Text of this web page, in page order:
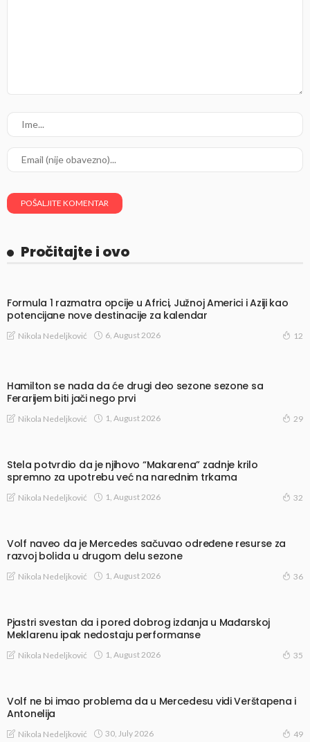
Pročitajte i ovo
Formula 1 razmatra opcije u Africi, Južnoj Americi i Aziji kao
potencijane nove destinacije za kalendar
Nikola Nedeljković 6, August 2026 12
Hamilton se nada da će drugi deo sezone sezone sa
Ferarijem biti jači nego prvi
Nikola Nedeljković 1, August 2026 29
Stela potvrdio da je njihovo “Makarena” zadnje krilo
spremno za upotrebu već na narednim trkama
Nikola Nedeljković 1, August 2026 32
Volf naveo da je Mercedes sačuvao određene resurse za
razvoj bolida u drugom delu sezone
Nikola Nedeljković 1, August 2026 36
Pjastri svestan da i pored dobrog izdanja u Mađarskoj
Meklarenu ipak nedostaju performanse
Nikola Nedeljković 1, August 2026 35
Volf ne bi imao problema da u Mercedesu vidi Verštapena i
Antonelija
Nikola Nedeljković 30, July 2026 49